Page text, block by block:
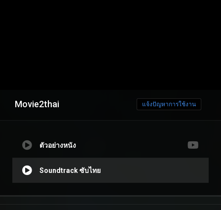
Movie2thai แจ้งปัญหาการใช้งาน
ตัวอย่างหนัง
Soundtrack ซับไทย